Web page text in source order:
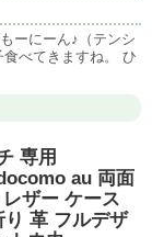
ーにーん♪（テンシ
べてきますね。 ひ
専用
au 両面
ザー ケース
革 フルデザ